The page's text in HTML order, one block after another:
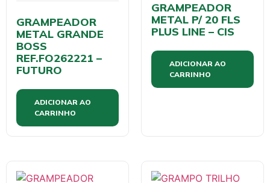
GRAMPEADOR
METAL GRANDE
BOSS
REF.FO262221 –
FUTURO
ADICIONAR AO
CARRINHO
GRAMPEADOR
METAL P/ 20 FLS
PLUS LINE – CIS
ADICIONAR AO
CARRINHO